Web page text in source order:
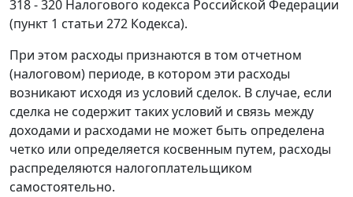
318 - 320 Налогового кодекса Российской Федерации
(пункт 1 статьи 272 Кодекса).
При этом расходы признаются в том отчетном
(налоговом) периоде, в котором эти расходы
возникают исходя из условий сделок. В случае, если
сделка не содержит таких условий и связь между
доходами и расходами не может быть определена
четко или определяется косвенным путем, расходы
распределяются налогоплательщиком
самостоятельно.